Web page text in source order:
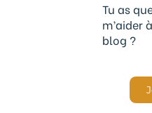
Tu as
m’aider
blog ?